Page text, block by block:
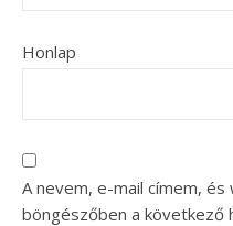
Honlap
A nevem, e-mail címem,
böngészőben a következő